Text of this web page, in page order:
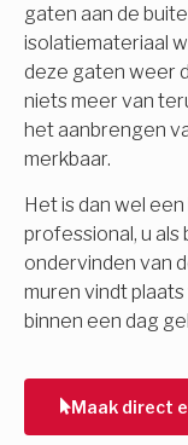
gaten aan de
isolatiemateriaal
deze gaten weer
niets meer van
het aanbrengen
merkbaar.
Het is dan wel
professional, u
ondervinden van
muren vindt
binnen een dag
Maak direct